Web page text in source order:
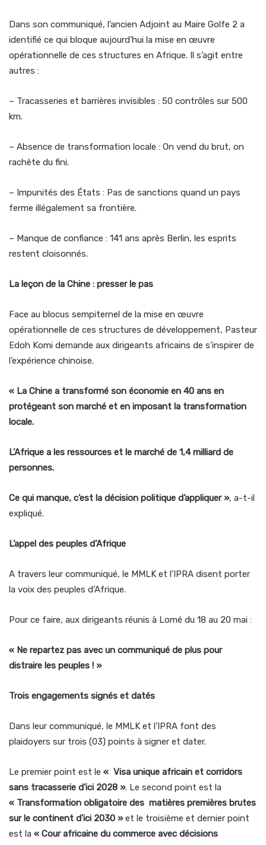
Dans son communiqué, l’ancien Adjoint au Maire Golfe 2 a
identifié ce qui bloque aujourd’hui la mise en œuvre
opérationnelle de ces structures en Afrique. Il s’agit entre
autres :
– Tracasseries et barrières invisibles : 50 contrôles sur 500
km.
– Absence de transformation locale : On vend du brut, on
rachète du fini.
– Impunités des États : Pas de sanctions quand un pays
ferme illégalement sa frontière.
– Manque de confiance : 141 ans après Berlin, les esprits
restent cloisonnés.
La leçon de la Chine : presser le pas
Face au blocus sempiternel de la mise en œuvre
opérationnelle de ces structures de développement, Pasteur
Edoh Komi demande aux dirigeants africains de s’inspirer de
l’expérience chinoise.
« La Chine a transformé son économie en 40 ans en
protégeant son marché et en imposant la transformation
locale.
L’Afrique a les ressources et le marché de 1,4 milliard de
personnes.
Ce qui manque, c’est la décision politique d’appliquer », a-t-il
expliqué.
L’appel des peuples d’Afrique
A travers leur communiqué, le MMLK et l’IPRA disent porter
la voix des peuples d’Afrique.
Pour ce faire, aux dirigeants réunis à Lomé du 18 au 20 mai :
« Ne repartez pas avec un communiqué de plus pour
distraire les peuples ! »
Trois engagements signés et datés
Dans leur communiqué, le MMLK et l’IPRA font des
plaidoyers sur trois (03) points à signer et dater.
Le premier point est le « Visa unique africain et corridors
sans tracasserie d’ici 2028 ». Le second point est la
« Transformation obligatoire des matières premières brutes
sur le continent d’ici 2030 »et le troisième et dernier point
est la « Cour africaine du commerce avec décisions